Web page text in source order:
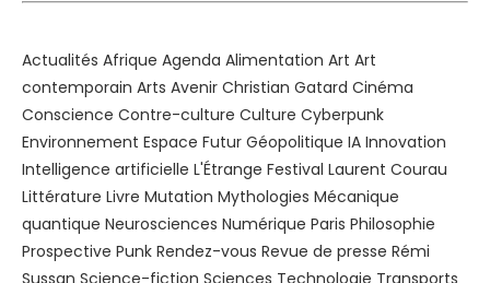
Actualités Afrique Agenda Alimentation Art Art
contemporain Arts Avenir Christian Gatard Cinéma
Conscience Contre-culture Culture Cyberpunk
Environnement Espace Futur Géopolitique IA Innovation
Intelligence artificielle L'Étrange Festival Laurent Courau
Littérature Livre Mutation Mythologies Mécanique
quantique Neurosciences Numérique Paris Philosophie
Prospective Punk Rendez-vous Revue de presse Rémi
Sussan Science-fiction Sciences Technologie Transports